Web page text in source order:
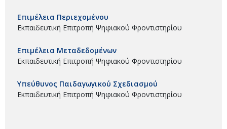
Επιμέλεια Περιεχομένου
Εκπαιδευτική Επιτροπή Ψηφιακού Φροντιστηρίου
Επιμέλεια Μεταδεδομένων
Εκπαιδευτική Επιτροπή Ψηφιακού Φροντιστηρίου
Υπεύθυνος Παιδαγωγικού Σχεδιασμού
Εκπαιδευτική Επιτροπή Ψηφιακού Φροντιστηρίου